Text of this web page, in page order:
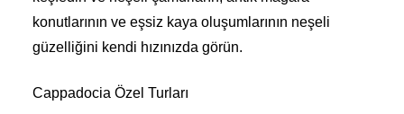
konutlarının ve eşsiz kaya oluşumlarının neşeli
güzelliğini kendi hızınızda görün.
Cappadocia Özel Turları